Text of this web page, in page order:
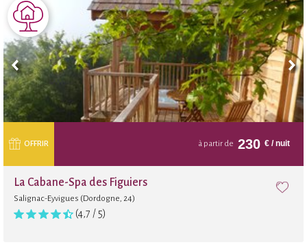
OFFRIR à partir de 230 € / nuit
La Cabane-Spa des Figuiers
Salignac-Eyvigues (Dordogne, 24)
(4,7 / 5)